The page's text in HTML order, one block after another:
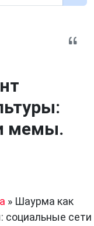
мемы.
» Шаурма как
социальные сети